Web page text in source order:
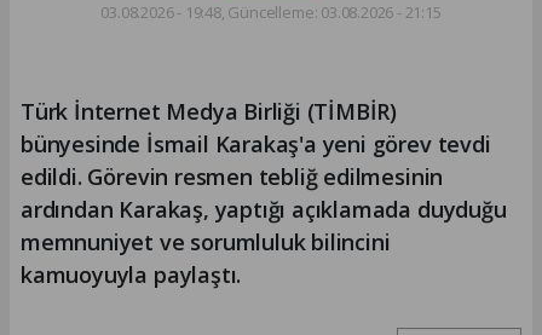
03.08.2026 - 19:48, Güncelleme: 03.08.2026 - 21:15
Türk İnternet Medya Birliği (TİMBİR)
bünyesinde İsmail Karakaş'a yeni görev tevdi
edildi. Görevin resmen tebliğ edilmesinin
ardından Karakaş, yaptığı açıklamada duyduğu
memnuniyet ve sorumluluk bilincini
kamuoyuyla paylaştı.